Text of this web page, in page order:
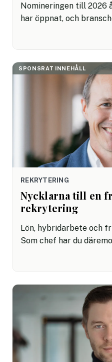
Nomineringen till 2026
har öppnat, och
aktörer har nu chans
inom rekrytering, och
har blivit en central
SPONSRAT INNEHÅLL
REKRYTERING
Nycklarna till en
rekrytering
Lön, hybridarbete och
Som chef har du